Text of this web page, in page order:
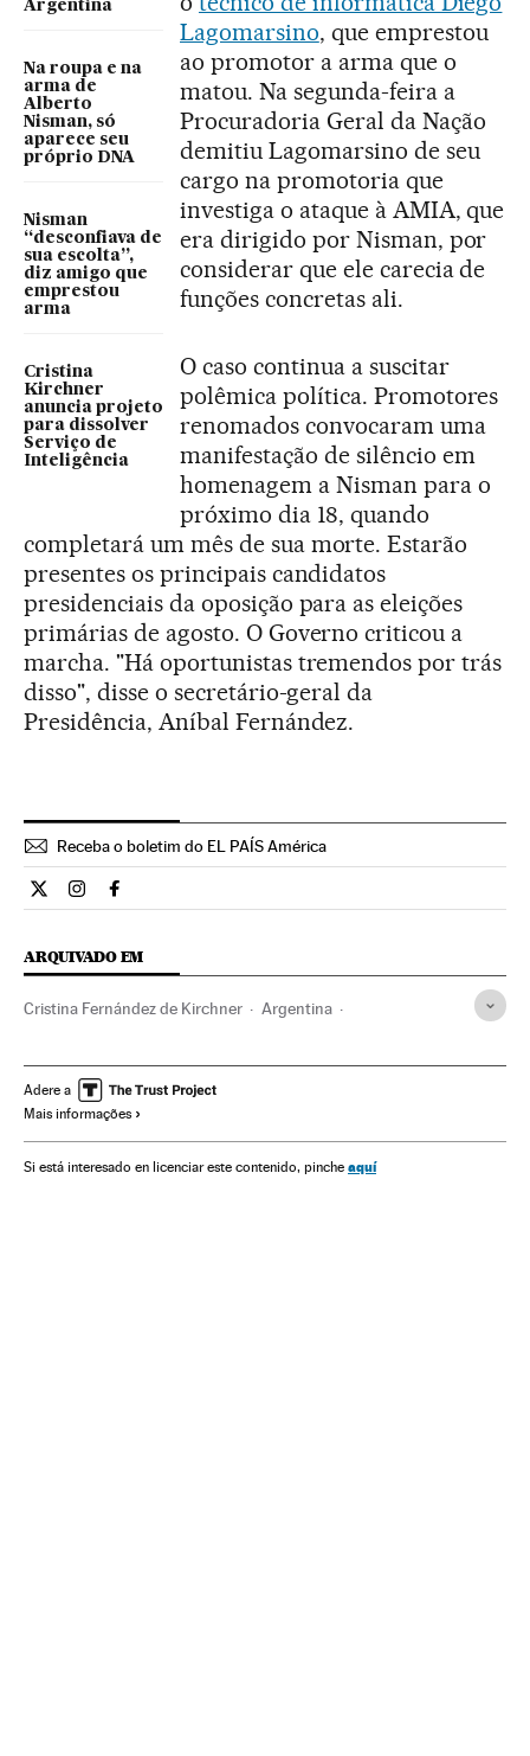
Argentina
Na roupa e na
arma de
Alberto
Nisman, só
aparece seu
próprio DNA
Nisman
“desconfiava de
sua escolta”,
diz amigo que
emprestou
arma
Cristina
Kirchner
anuncia projeto
para dissolver
Serviço de
Inteligência
Lagomarsino, que emprestou
ao promotor a arma que o
matou. Na segunda-feira a
Procuradoria Geral da Nação
demitiu Lagomarsino de seu
cargo na promotoria que
investiga o ataque à AMIA, que
era dirigido por Nisman, por
considerar que ele carecia de
funções concretas ali.
O caso continua a suscitar
polêmica política. Promotores
renomados convocaram uma
manifestação de silêncio em
homenagem a Nisman para o
próximo dia 18, quando
completará um mês de sua morte. Estarão
presentes os principais candidatos
presidenciais da oposição para as eleições
primárias de agosto. O Governo criticou a
marcha. "Há oportunistas tremendos por trás
disso", disse o secretário-geral da
Presidência, Aníbal Fernández.
Receba o boletim do EL PAÍS América
Internacional El País Brasil en Twitter
Internacional El País Brasil en Instagram
Internacional El País Brasil en Facebook
ARQUIVADO EM
Cristina Fernández de Kirchner Argentina
Casos por resolver Investigação judicial
Casos judiciais
Adere a
Mais informações
Si está interesado en licenciar este contenido, pinche aquí